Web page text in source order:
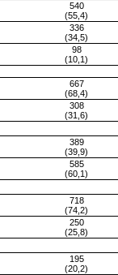
540
(55,4)
336
(34,5)
98
(10,1)
667
(68,4)
308
(31,6)
389
(39,9)
585
(60,1)
718
(74,2)
250
(25,8)
195
(20,2)